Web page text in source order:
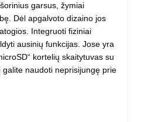
garsus, žymiai
Dėl apgalvoto dizaino jos
Integruoti fiziniai
ausinių funkcijas. Jose yra
kortelių skaitytuvas su
naudoti neprisijungę prie